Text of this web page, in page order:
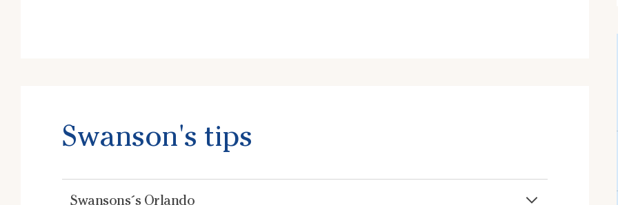
Swanson's tips
Swansons´s Orlando